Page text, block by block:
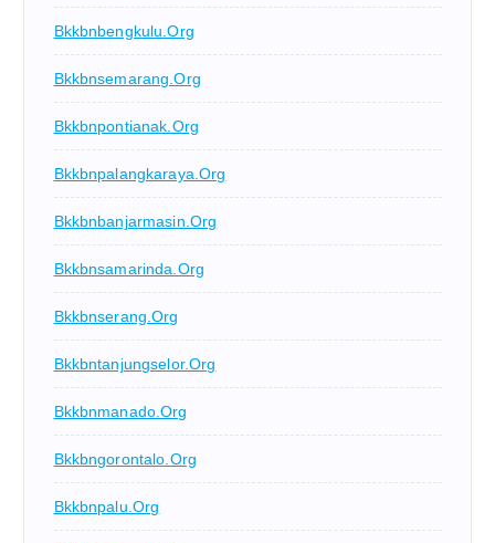
Bkkbnbengkulu.org
Bkkbnsemarang.org
Bkkbnpontianak.org
Bkkbnpalangkaraya.org
Bkkbnbanjarmasin.org
Bkkbnsamarinda.org
Bkkbnserang.org
Bkkbntanjungselor.org
Bkkbnmanado.org
Bkkbngorontalo.org
Bkkbnpalu.org